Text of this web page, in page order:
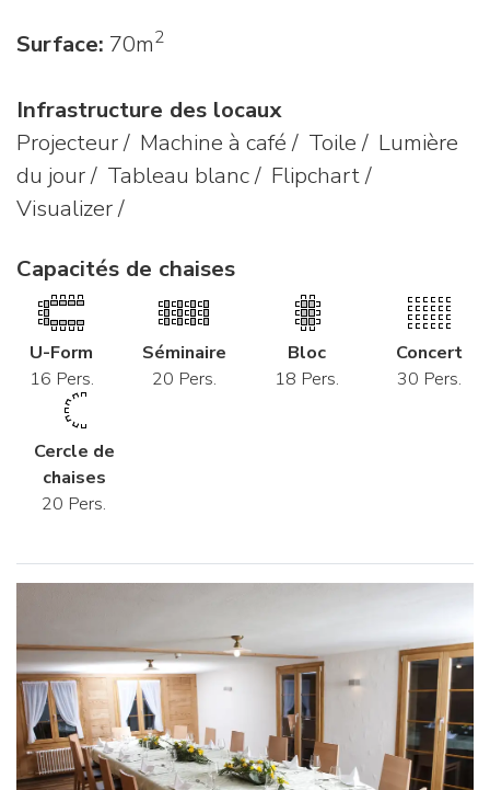
Surface: 70m2
Infrastructure des locaux
Projecteur / Machine à café / Toile / Lumière
du jour / Tableau blanc / Flipchart /
Visualizer /
Capacités de chaises
U-Form
16 Pers.
Séminaire
20 Pers.
Bloc
18 Pers.
Concert
30 Pers.
Cercle de
chaises
20 Pers.